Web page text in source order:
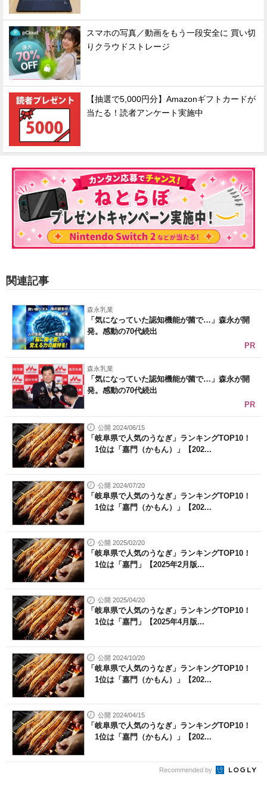
スマホの写真／動画をもう一段安全に 買い切
りクラウドストレージ
【抽選で5,000円分】Amazonギフトカードが
当たる！読者アンケート実施中
関連記事
森永乳業
「気になっていた認知機能が菌で…」森永が開
発。感動の70代続出
PR
森永乳業
「気になっていた認知機能が菌で…」森永が開
発。感動の70代続出
PR
公開 2024/06/15
「岐阜県で人気のうなぎ」ランキングTOP10！
1位は「嘉門（かもん）」【202...
公開 2024/07/20
「岐阜県で人気のうなぎ」ランキングTOP10！
1位は「嘉門（かもん）」【202...
公開 2025/02/20
「岐阜県で人気のうなぎ」ランキングTOP10！
1位は「嘉門」【2025年2月版...
公開 2025/04/20
「岐阜県で人気のうなぎ」ランキングTOP10！
1位は「嘉門」【2025年4月版...
公開 2024/10/20
「岐阜県で人気のうなぎ」ランキングTOP10！
1位は「嘉門（かもん）」【202...
公開 2024/04/15
「岐阜県で人気のうなぎ」ランキングTOP10！
1位は「嘉門（かもん）」【202...
Recommended by